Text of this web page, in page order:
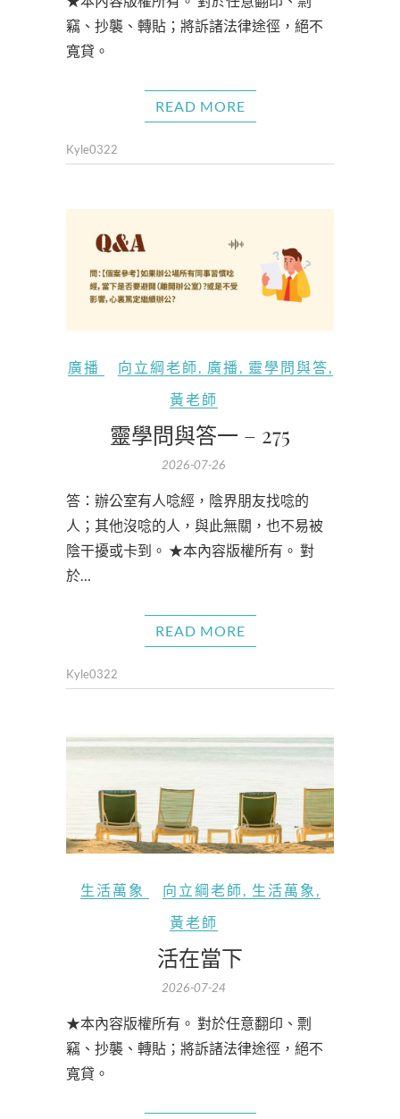
竊、抄襲、轉貼；將訴諸法律途徑，絕不
寬貸。
READ MORE
Kyle0322
廣播 向立綱老師 廣播 靈學問與答
黃老師
靈學問與答一 – 275
2026-07-26
答：辦公室有人唸經，陰界朋友找唸的
人；其他沒唸的人，與此無關，也不易被
陰干擾或卡到。 ★本內容版權所有。 對
於…
READ MORE
Kyle0322
生活萬象 向立綱老師, 生活萬象 ,
黃老師
活在當下
2026-07-24
★本內容版權所有。 對於任意翻印、剽
竊、抄襲、轉貼；將訴諸法律途徑，絕不
寬貸。